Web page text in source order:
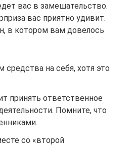
вас в замешательство.
вас приятно удивит.
в котором вам довелось
на себя, хотя это
принять ответственное
Помните, что
со «второй